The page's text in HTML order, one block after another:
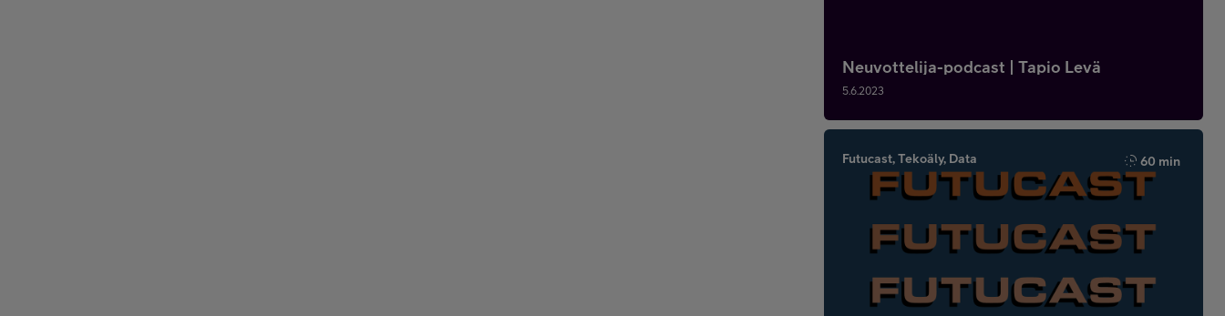
Neuvottelija-podcast | Tapio Levä
5.6.2023
Futucast, Tekoäly, Data 60 min